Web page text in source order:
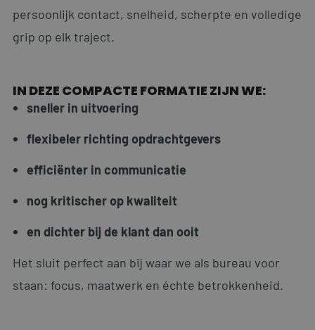
persoonlijk contact, snelheid, scherpte en volledige
grip op elk traject.
IN DEZE COMPACTE FORMATIE ZIJN WE:
sneller in uitvoering
flexibeler richting opdrachtgevers
efficiënter in communicatie
nog kritischer op kwaliteit
en dichter bij de klant dan ooit
Het sluit perfect aan bij waar we als bureau voor
staan: focus, maatwerk en échte betrokkenheid.